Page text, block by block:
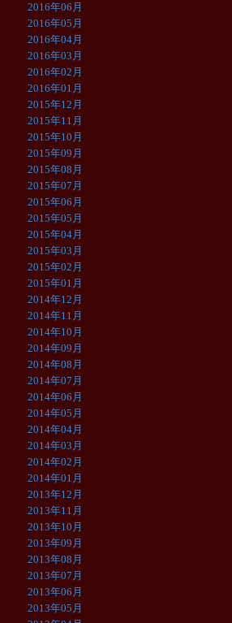
2016年06月
2016年05月
2016年04月
2016年03月
2016年02月
2016年01月
2015年12月
2015年11月
2015年10月
2015年09月
2015年08月
2015年07月
2015年06月
2015年05月
2015年04月
2015年03月
2015年02月
2015年01月
2014年12月
2014年11月
2014年10月
2014年09月
2014年08月
2014年07月
2014年06月
2014年05月
2014年04月
2014年03月
2014年02月
2014年01月
2013年12月
2013年11月
2013年10月
2013年09月
2013年08月
2013年07月
2013年06月
2013年05月